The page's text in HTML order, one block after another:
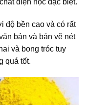
độ bền cao và có rất
bản và bản vẽ nét
và bong tróc tuy
quá tốt.